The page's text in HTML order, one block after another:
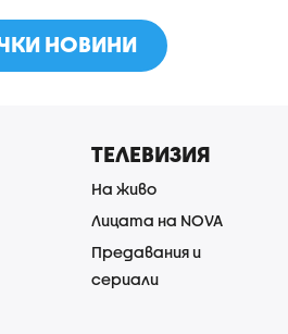
НОВИНИ
ТЕЛЕВИЗИЯ
На живо
Лицата на NOVA
Предавания и
сериали